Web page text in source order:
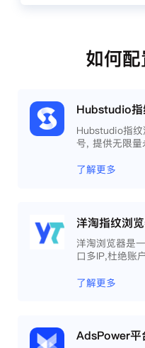
如何配
Hubstudio指
号, 提供无限
工作效率 。
了解更多
洋淘指纹浏
洋淘浏览器是
口多IP,杜绝账
了解更多
AdsPower